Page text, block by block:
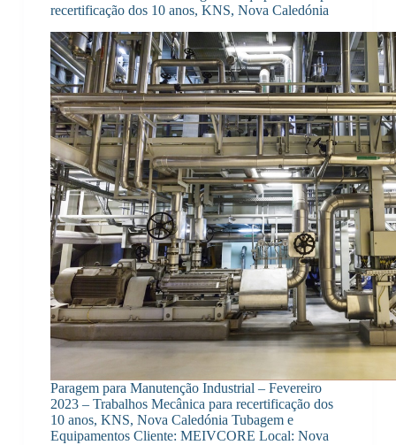
recertificação dos 10 anos, KNS, Nova Caledónia
Paragem para Manutenção Industrial – Fevereiro
2023 – Trabalhos Mecânica para recertificação dos
10 anos, KNS, Nova Caledónia Tubagem e
Equipamentos Cliente: MEIVCORE Local: Nova